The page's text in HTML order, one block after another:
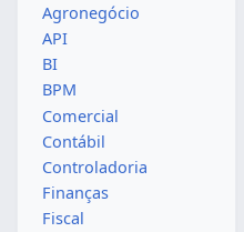
Agronegócio
API
BI
BPM
Comercial
Contábil
Controladoria
Finanças
Fiscal